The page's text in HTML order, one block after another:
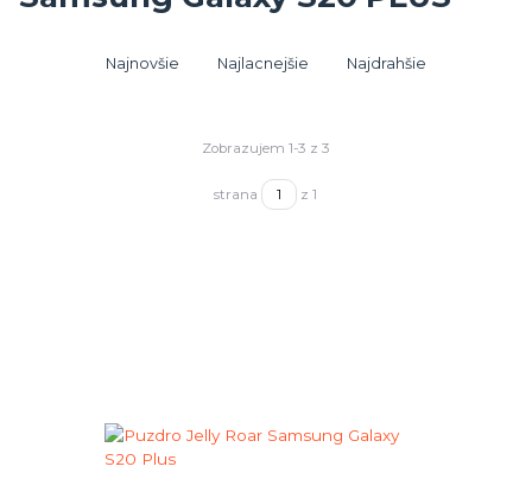
Najnovšie Najlacnejšie Najdrahšie
Zobrazujem 1-3 z 3
strana z 1